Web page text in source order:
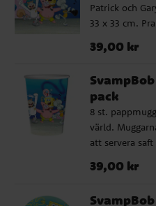
Patrick och
33 x 33 cm.
Pris :39,00 kr
39,00 kr
pack
8 st.
värld.
att servera
Pris :39,00 kr
39,00 kr